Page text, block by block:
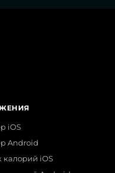
iOS
Android
калорий iOS